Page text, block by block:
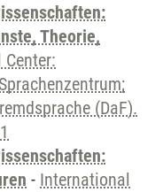
Theorie,
(DaF).
- International